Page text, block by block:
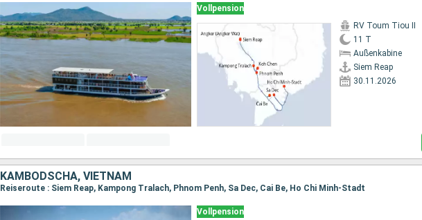
Vollpension
RV Toum Tiou II
11 T
Außenkabine
Siem Reap
30.11.2026
KAMBODSCHA, VIETNAM
Reiseroute : Siem Reap, Kampong Tralach, Phnom Penh, Sa Dec, Cai Be, Ho Chi Minh-Stadt
Vollpension